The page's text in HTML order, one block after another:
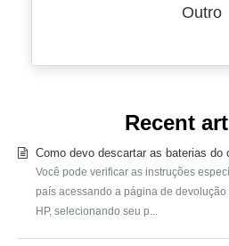
Outro
Recent
Como devo descartar as baterias do
Você pode verificar as instruções
país acessando a página de
HP, selecionando seu p...